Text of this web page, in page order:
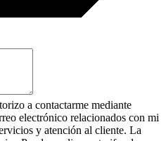
a contactarme mediante
electrónico relacionados con mi
y atención al cliente. La